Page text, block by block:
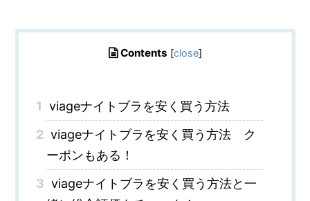
Contents [close]
1 viageナイトブラを安く買う方法
2 viageナイトブラを安く買う方法 ク
ーポンもある！
3 viageナイトブラを安く買う方法と一